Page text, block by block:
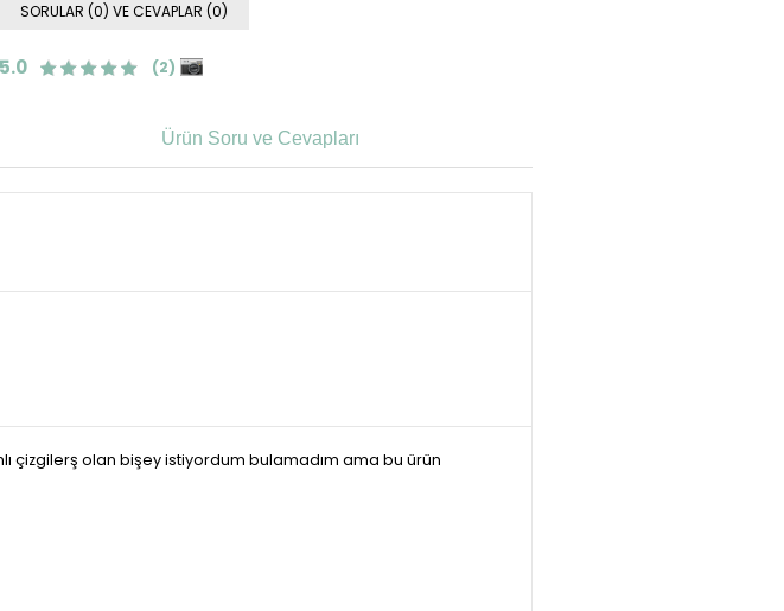
SORULAR (0) VE CEVAPLAR (0)
5.0 (2)
Ürün Soru ve Cevapları
çizgilerş olan bişey istiyordum bulamadım ama bu ürün